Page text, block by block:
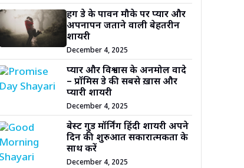
हग डे के पावन मौके पर प्यार और
अपनापन जताने वाली बेहतरीन
शायरी
December 4, 2025
प्यार और विश्वास के अनमोल वादे
– प्रॉमिस डे की सबसे ख़ास और
प्यारी शायरी
December 4, 2025
बेस्ट गुड मॉर्निंग हिंदी शायरी अपने
दिन की शुरुआत सकारात्मकता के
साथ करें
December 4, 2025